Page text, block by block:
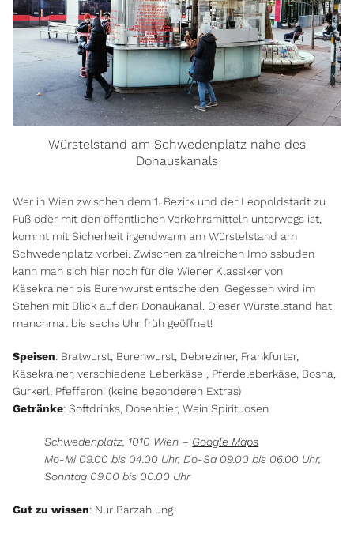
Würstelstand am Schwedenplatz nahe des
Donauskanals
Wer in Wien zwischen dem 1. Bezirk und der Leopoldstadt zu
Fuß oder mit den öffentlichen Verkehrsmitteln unterwegs ist,
kommt mit Sicherheit irgendwann am Würstelstand am
Schwedenplatz vorbei. Zwischen zahlreichen Imbissbuden
kann man sich hier noch für die Wiener Klassiker von
Käsekrainer bis Burenwurst entscheiden. Gegessen wird im
Stehen mit Blick auf den Donaukanal. Dieser Würstelstand hat
manchmal bis sechs Uhr früh geöffnet!
Speisen: Bratwurst, Burenwurst, Debreziner, Frankfurter,
Käsekrainer, verschiedene Leberkäse , Pferdeleberkäse, Bosna,
Gurkerl, Pfefferoni (keine besonderen Extras)
Getränke: Softdrinks, Dosenbier, Wein Spirituosen
Schwedenplatz, 1010 Wien – Google Maps
Mo-Mi 09.00 bis 04.00 Uhr, Do-Sa 09.00 bis 06.00 Uhr,
Sonntag 09.00 bis 00.00 Uhr
Gut zu wissen: Nur Barzahlung